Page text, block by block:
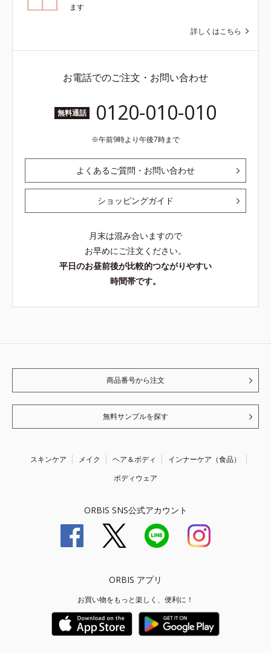
ます
詳しくはこちら
お電話でのご注文・お問い合わせ
無料通話 0120-010-010
午前9時より午後7時まで
よくあるご質問・お問い合わせ
ショッピングガイド
月末は混み合いますので
お早めにご注文ください。
平日のお昼前後が比較的つながりやすい
時間帯です。
商品番号から注文
無料サンプルを探す
スキンケア メイク ヘア＆ボディ
インナーケア（食品）
ボディウェア
ORBIS SNS公式アカウント
ORBIS アプリ
お買い物をもっと楽しく、便利に！